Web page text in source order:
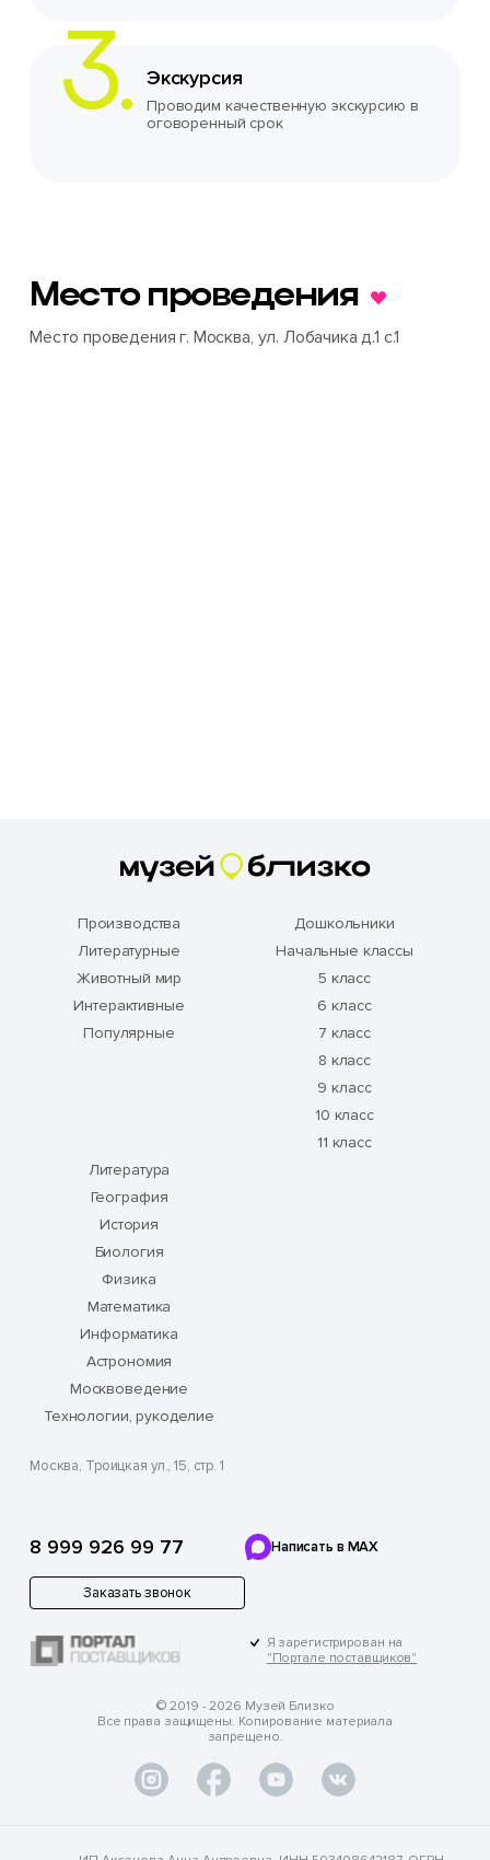
Экскурсия
Проводим качественную экскурсию в
оговоренный срок
Место проведения
Место проведения г. Москва, ул. Лобачика д.1 с.1
© 2019 - 2026 Музей Близко
Все права защищены. Копирование материала
запрещено.
Москва, Троицкая ул., 15, стр. 1
Производства
Литературные
Животный мир
Интерактивные
Популярные
Дошкольники
Начальные классы
5 класс
6 класс
7 класс
8 класс
9 класс
10 класс
11 класс
Литература
География
История
Биология
Физика
Математика
Информатика
Астрономия
Москвоведение
Технологии, рукоделие
8 999 926 99 77 Написать в MAX
Заказать звонок
Я зарегистрирован на
"Портале поставщиков"